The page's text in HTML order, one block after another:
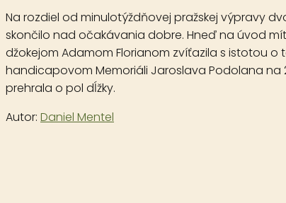
Na rozdiel od minulotýždňovej pražskej výpravy
skončilo nad očakávania dobre. Hneď na úvod
džokejom Adamom Florianom zvíťazila s istotou
handicapovom Memoriáli Jaroslava Podolana
prehrala o pol dĺžky.
Autor: Daniel Mentel